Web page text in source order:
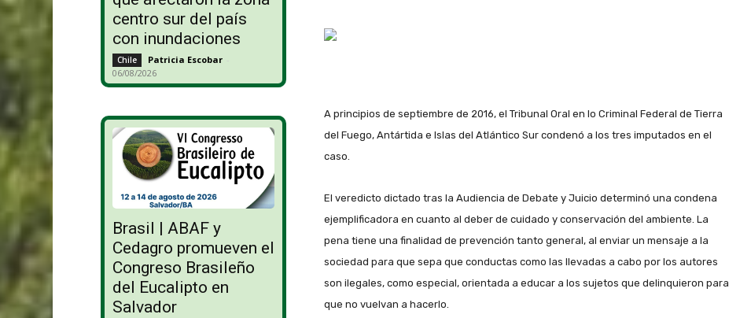
centro sur del país
con inundaciones
Chile Patricia Escobar -
06/08/2026
Brasil | ABAF y
Cedagro promueven el
Congreso Brasileño
del Eucalipto en
Salvador
A principios de septiembre de 2016, el Tribunal Oral en lo Criminal Federal de Tierra
del Fuego, Antártida e Islas del Atlántico Sur condenó a los tres imputados en el
caso.
El veredicto dictado tras la Audiencia de Debate y Juicio determinó una condena
ejemplificadora en cuanto al deber de cuidado y conservación del ambiente. La
pena tiene una finalidad de prevención tanto general, al enviar un mensaje a la
sociedad para que sepa que conductas como las llevadas a cabo por los autores
son ilegales, como especial, orientada a educar a los sujetos que delinquieron para
que no vuelvan a hacerlo.